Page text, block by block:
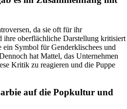
da sie oft für ihr
ihre oberflächliche Darstellung kritisiert
Symbol für Genderklischees und
hat Mattel, das Unternehmen
Kritik zu reagieren und die Puppe
auf die Popkultur und